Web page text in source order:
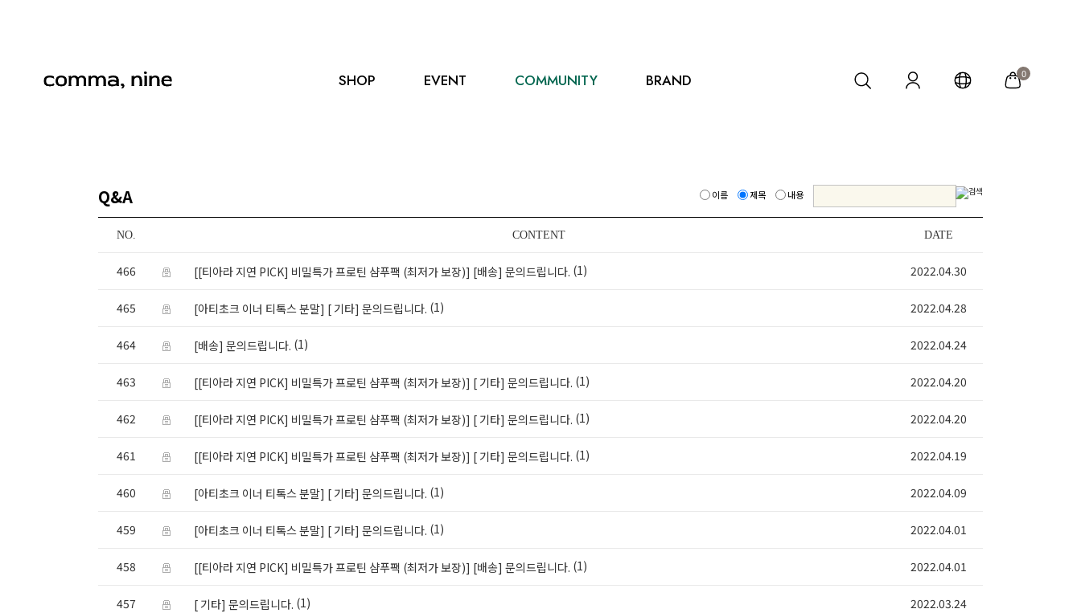
SHOP EVENT COMMUNITY BRAND 0
Q&A 이름 제목 내용
NO. CONTENT DATE
466 [[티아라 지연 PICK] 비밀특가 프로틴 샴푸팩 (최저가 보장)] [배송] 문의드립니다. (1) 2022.04.30
465 [아티초크 이너 티톡스 분말] [ 기타] 문의드립니다. (1) 2022.04.28
464 [배송] 문의드립니다. (1) 2022.04.24
463 [[티아라 지연 PICK] 비밀특가 프로틴 샴푸팩 (최저가 보장)] [ 기타] 문의드립니다. (1) 2022.04.20
462 [[티아라 지연 PICK] 비밀특가 프로틴 샴푸팩 (최저가 보장)] [ 기타] 문의드립니다. (1) 2022.04.20
461 [[티아라 지연 PICK] 비밀특가 프로틴 샴푸팩 (최저가 보장)] [ 기타] 문의드립니다. (1) 2022.04.19
460 [아티초크 이너 티톡스 분말] [ 기타] 문의드립니다. (1) 2022.04.09
459 [아티초크 이너 티톡스 분말] [ 기타] 문의드립니다. (1) 2022.04.01
458 [[티아라 지연 PICK] 비밀특가 프로틴 샴푸팩 (최저가 보장)] [배송] 문의드립니다. (1) 2022.04.01
457 [ 기타] 문의드립니다. (1) 2022.03.24